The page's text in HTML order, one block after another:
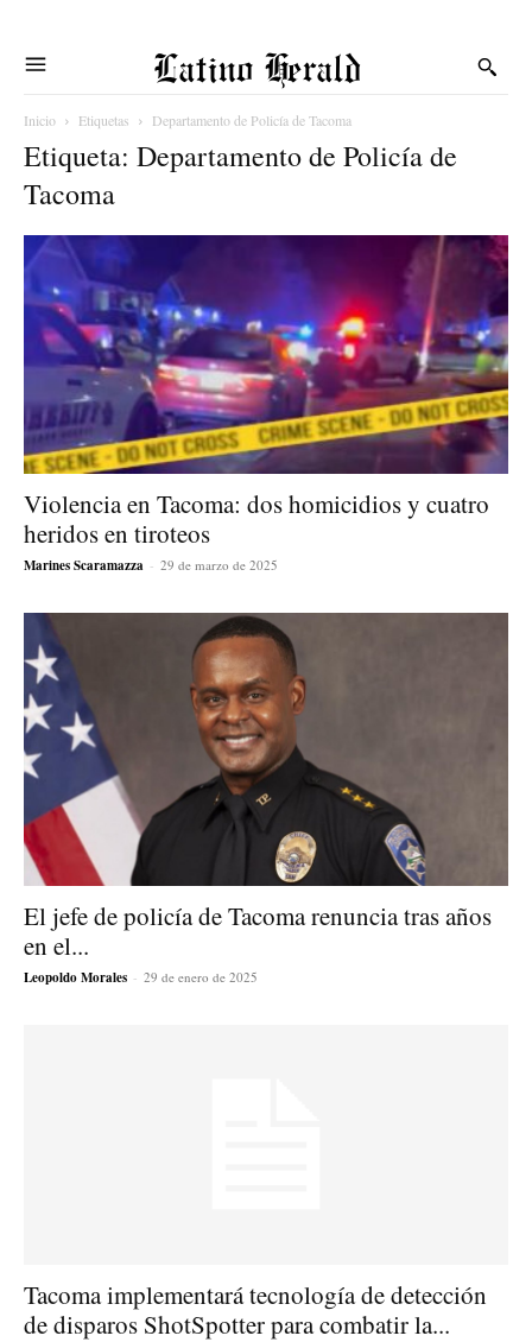
Latino Herald
Inicio Etiquetas Departamento de Policía de Tacoma
Etiqueta: Departamento de Policía de
Tacoma
Violencia en Tacoma: dos homicidios y cuatro
heridos en tiroteos
Marines Scaramazza - 29 de marzo de 2025
El jefe de policía de Tacoma renuncia tras años
en el...
Leopoldo Morales - 29 de enero de 2025
Tacoma implementará tecnología de detección
de disparos ShotSpotter para combatir la...